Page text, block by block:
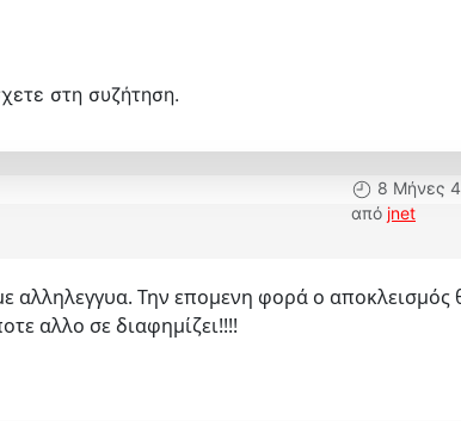
στη συζήτηση.
8 Μήνες
από jnet
αλληλεγγυα. Την επομενη φορά ο
αλλο σε διαφημίζει!!!!